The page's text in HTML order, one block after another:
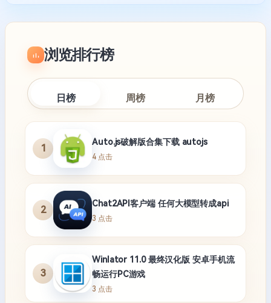
浏览排行榜
日榜 周榜 月榜
1
Auto.js破解版合集下载 autojs
4 点击
2
Chat2API客户端 任何大模型转成api
3 点击
3
Winlator 11.0 最终汉化版 安卓手机流
畅运行PC游戏
3 点击